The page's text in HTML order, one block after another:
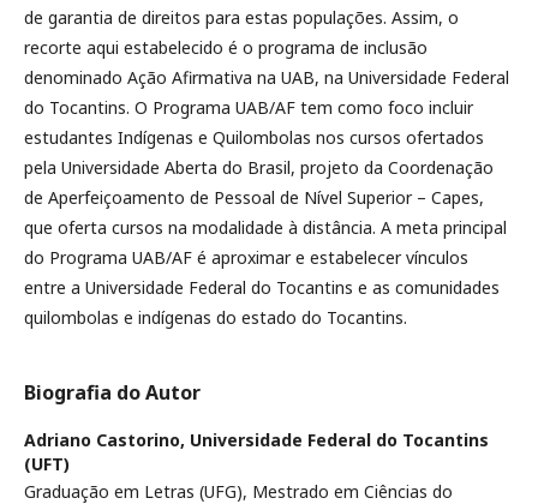
de garantia de direitos para estas populações. Assim, o
recorte aqui estabelecido é o programa de inclusão
denominado Ação Afirmativa na UAB, na Universidade Federal
do Tocantins. O Programa UAB/AF tem como foco incluir
estudantes Indígenas e Quilombolas nos cursos ofertados
pela Universidade Aberta do Brasil, projeto da Coordenação
de Aperfeiçoamento de Pessoal de Nível Superior – Capes,
que oferta cursos na modalidade à distância. A meta principal
do Programa UAB/AF é aproximar e estabelecer vínculos
entre a Universidade Federal do Tocantins e as comunidades
quilombolas e indígenas do estado do Tocantins.
Biografia do Autor
Adriano Castorino, Universidade Federal do Tocantins
(UFT)
Graduação em Letras (UFG), Mestrado em Ciências do